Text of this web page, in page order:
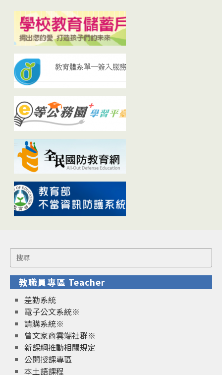
Search
for:
教職員專區 Teacher
差勤系統
電子公文系統※
請購系統※
曾文家商雲端社群※
新課綱推動相關規定
公開授課專區
本土語課程